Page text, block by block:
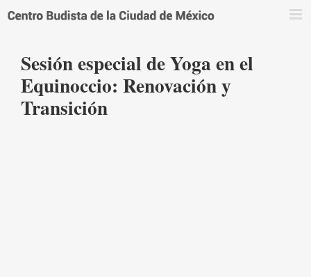
Sesión especial de Yoga en el
Equinoccio: Renovación y
Transición